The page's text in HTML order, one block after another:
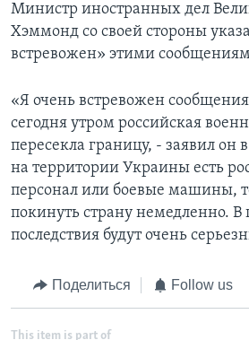
Министр иностранных дел
Хэммонд со своей стороны
встревожен» этими
«Я очень встревожен
сегодня утром российская
пересекла границу, - заявил он
на территории Украины есть
персонал или боевые машины,
покинуть страну немедленно. В
последствия будут очень
Поделиться Follow us
This item is part of